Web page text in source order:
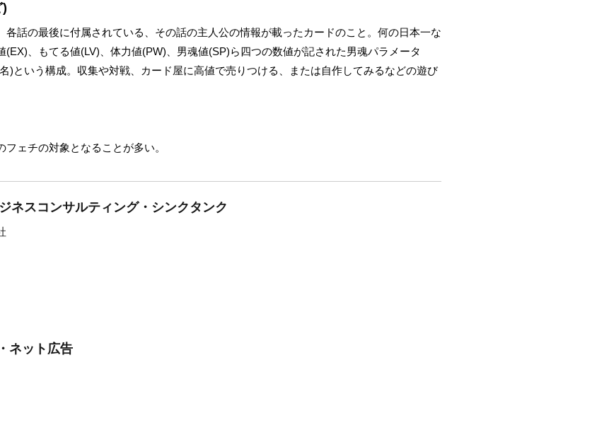
各話の最後に付属されている、その話の主人公の情報が載ったカードのこと。何の日本一な
、もてる値(LV)、体力値(PW)、男魂値(SP)ら四つの数値が記された男魂パラメータ
)という構成。収集や対戦、カード屋に高値で売りつける、または自作してみるなどの遊び
ェチの対象となることが多い。
ネスコンサルティング・シンクタンク
ネット広告